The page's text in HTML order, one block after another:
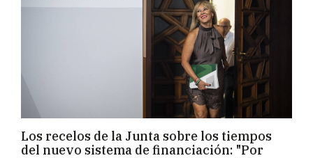
Los recelos de la Junta sobre los tiempos
del nuevo sistema de financiación: "Por